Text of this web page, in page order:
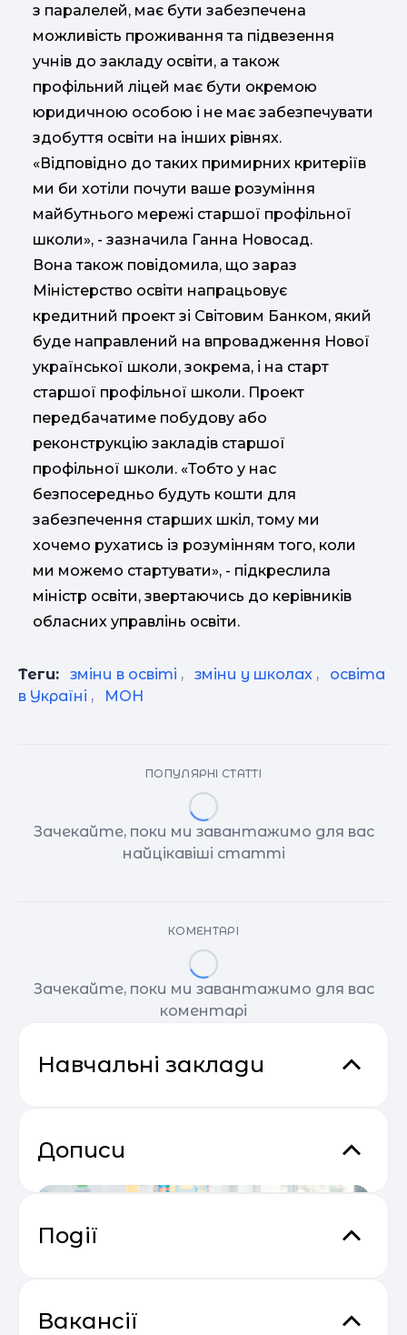
з паралелей, має бути забезпечена
можливість проживання та підвезення
учнів до закладу освіти, а також
профільний ліцей має бути окремою
юридичною особою і не має забезпечувати
здобуття освіти на інших рівнях.
«Відповідно до таких примирних критеріїв
ми би хотіли почути ваше розуміння
майбутнього мережі старшої профільної
школи», - зазначила Ганна Новосад.
Вона також повідомила, що зараз
Міністерство освіти напрацьовує
кредитний проект зі Світовим Банком, який
буде направлений на впровадження Нової
української школи, зокрема, і на старт
старшої профільної школи. Проект
передбачатиме побудову або
реконструкцію закладів старшої
профільної школи. «Тобто у нас
безпосередньо будуть кошти для
забезпечення старших шкіл, тому ми
хочемо рухатись із розумінням того, коли
ми можемо стартувати», - підкреслила
міністр освіти, звертаючись до керівників
обласних управлінь освіти.
Теги: зміни в освіті , зміни у школах ,
освіта
в Україні , МОН
ПОПУЛЯРНІ СТАТТІ
Зачекайте, поки ми завантажимо для вас
найцікавіші статті
КОМЕНТАРІ
Зачекайте, поки ми завантажимо для вас
коментарі
Навчальні заклади
Дописи
Події
“Святковий Email Boost”
Вакансії